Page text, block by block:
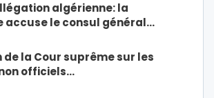
algérienne: la
accuse le consul général…
de la Cour suprême sur les
officiels…